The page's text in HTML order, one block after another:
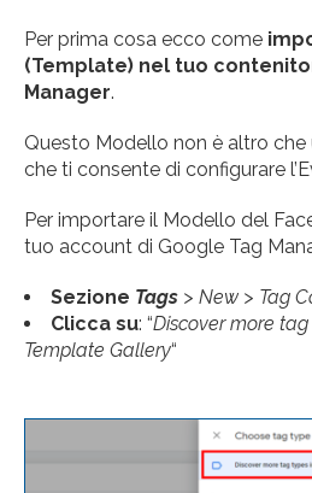
Per prima cosa ecco come
(Template) nel tuo
Manager.
Questo Modello non è altro
che ti consente di configurare
Per importare il Modello del
tuo account di Google Tag
Sezione Tags > New > Tag
Clicca su: “Discover more
Template Gallery“